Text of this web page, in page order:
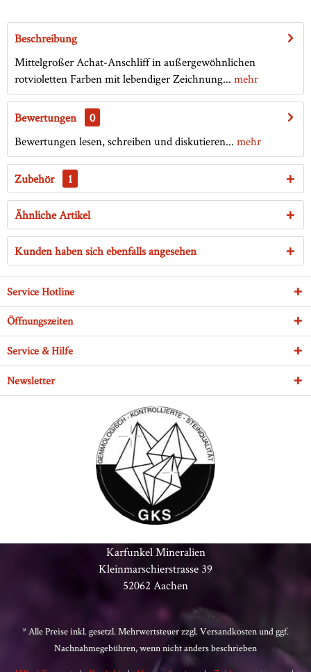
Beschreibung
Mittelgroßer Achat-Anschliff in außergewöhnlichen
rotvioletten Farben mit lebendiger Zeichnung... mehr
Bewertungen
0
Bewertungen lesen, schreiben und diskutieren... mehr
Zubehör 1
Ähnliche Artikel
Kunden haben sich ebenfalls angesehen
Service Hotline
Öffnungszeiten
Service & Hilfe
Newsletter
Karfunkel Mineralien
Kleinmarschierstrasse 39
52062 Aachen
* Alle Preise inkl. gesetzl. Mehrwertsteuer zzgl.Versandkostenund ggf.
Nachnahmegebühren, wenn nicht anders beschrieben